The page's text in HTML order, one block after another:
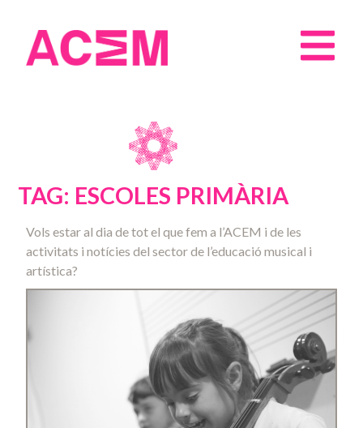
TAG: ESCOLES PRIMÀRIA
Vols estar al dia de tot el que fem a l’ACEM i de les
activitats i notícies del sector de l’educació musical i
artística?